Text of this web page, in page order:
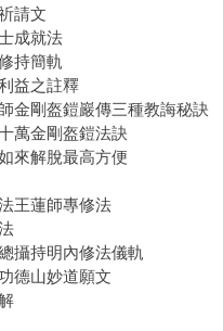
請文
成就法
持簡軌
益之註釋
金剛盔鎧巖傳三種教誨秘訣
萬金剛盔鎧法訣
來解脫最高方便
王蓮師專修法
攝持明內修法儀軌
德山妙道願文